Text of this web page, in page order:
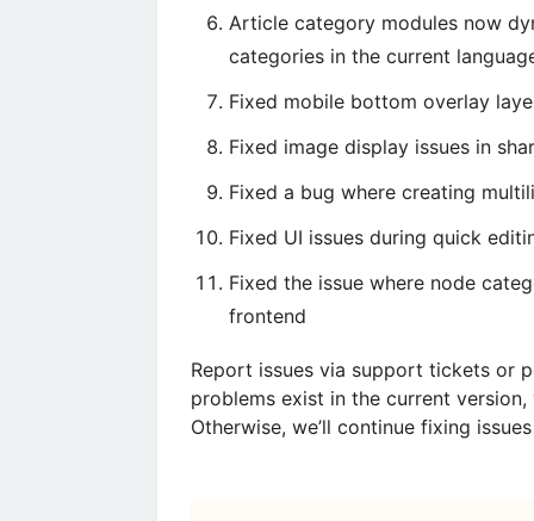
Article category modules now
categories in the current
Fixed mobile bottom overlay
Fixed image display issues in
Fixed a bug where creating
Fixed UI issues during quick
Fixed the issue where node
frontend
Report issues via support tickets or
problems exist in the current
Otherwise, we’ll continue fixing